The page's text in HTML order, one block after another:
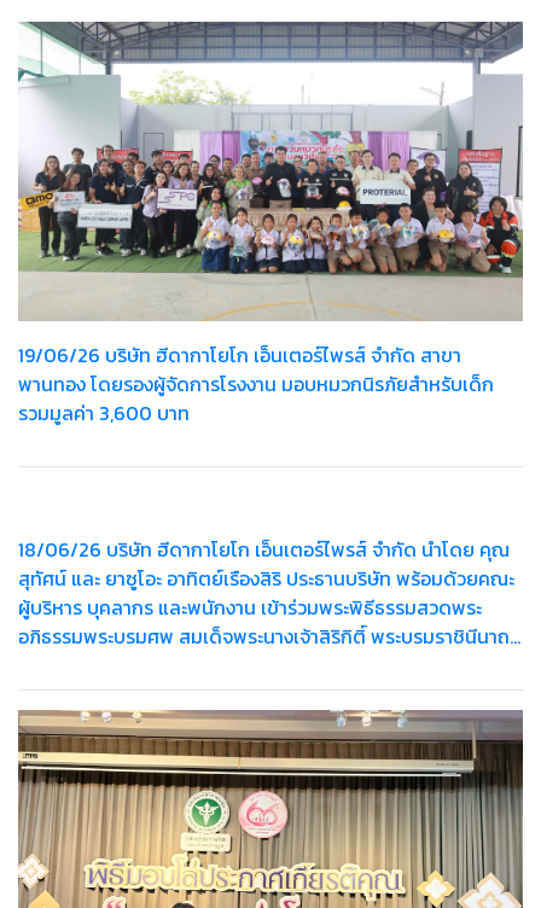
19/06/26 บริษัท ฮีดากาโยโก เอ็นเตอร์ไพรส์ จำกัด สาขา
พานทอง โดยรองผู้จัดการโรงงาน มอบหมวกนิรภัยสำหรับเด็ก
รวมมูลค่า 3,600 บาท
18/06/26 บริษัท ฮีดากาโยโก เอ็นเตอร์ไพรส์ จำกัด นำโดย คุณ
สุทัศน์ และ ยาซูโอะ อาทิตย์เรืองสิริ ประธานบริษัท พร้อมด้วยคณะ
ผู้บริหาร บุคลากร และพนักงาน เข้าร่วมพระพิธีธรรมสวดพระ
อภิธรรมพระบรมศพ สมเด็จพระนางเจ้าสิริกิติ์ พระบรมราชินีนาถ